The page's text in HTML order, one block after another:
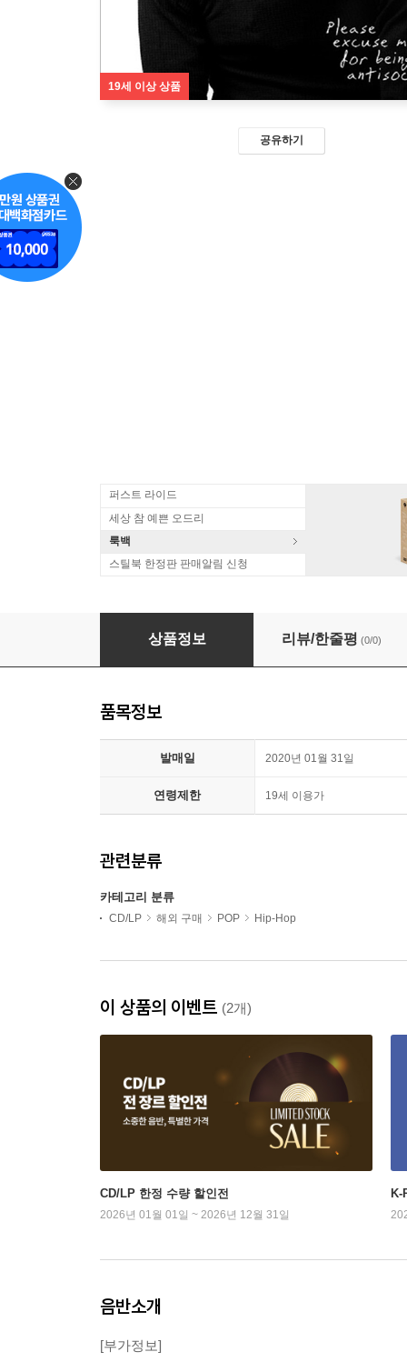
19세 이상 상품
공유하기
퍼스트 라이드
세상 참 예쁜 오드리
룩백
스틸북 한정판 판매알림 신청
Roddy Ricch - Please Excuse Me For Being
상품정보 리뷰/한줄평 (0/0)
품목정보
발매일 2020년 01월 31일
연령제한 19세 이용가
관련분류
카테고리 분류
CD/LP 해외 구매 POP Hip-Hop
이 상품의 이벤트 (2개)
CD/LP 한정 수량 할인전
2026년 01월 01일 ~ 2026년 12월 31일
K-
음반소개
[부가정보]